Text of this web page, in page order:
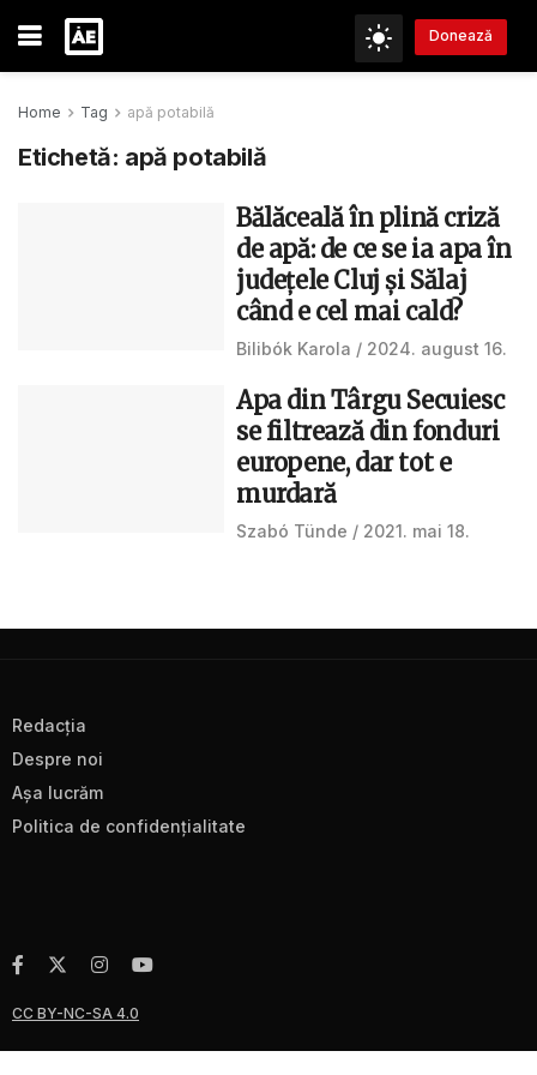
Donează
Home Tag apă potabilă
Etichetă: apă potabilă
Bălăceală în plină criză
de apă: de ce se ia apa în
județele Cluj și Sălaj
când e cel mai cald?
Bilibók Karola 2024. august 16.
Apa din Târgu Secuiesc
se filtrează din fonduri
europene, dar tot e
murdară
Szabó Tünde 2021. mai 18.
Redacţia
Despre noi
Aşa lucrăm
Politica de confidenţialitate
CC BY-NC-SA 4.0